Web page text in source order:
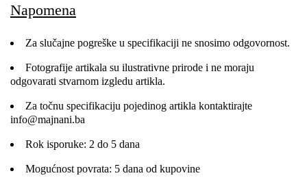
Napomena
Za slučajne pogreške u specifikaciji ne snosimo odgovornost.
Fotografije artikala su ilustrativne prirode i ne moraju
odgovarati stvarnom izgledu artikla.
Za točnu specifikaciju pojedinog artikla kontaktirajte
info@majnani.ba
Rok isporuke: 2 do 5 dana
Mogućnost povrata: 5 dana od kupovine